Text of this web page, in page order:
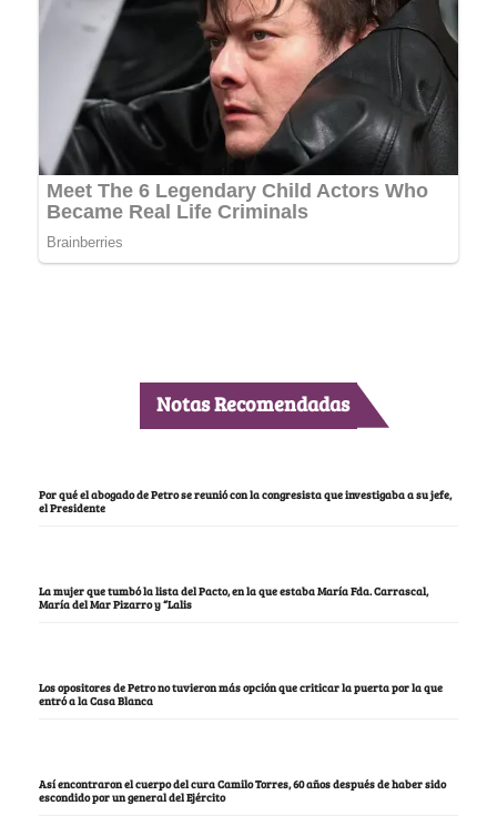
Notas Recomendadas
Por qué el abogado de Petro se reunió con la congresista que investigaba a su jefe,
el Presidente
La mujer que tumbó la lista del Pacto, en la que estaba María Fda. Carrascal,
María del Mar Pizarro y “Lalis
Los opositores de Petro no tuvieron más opción que criticar la puerta por la que
entró a la Casa Blanca
Así encontraron el cuerpo del cura Camilo Torres, 60 años después de haber sido
escondido por un general del Ejército